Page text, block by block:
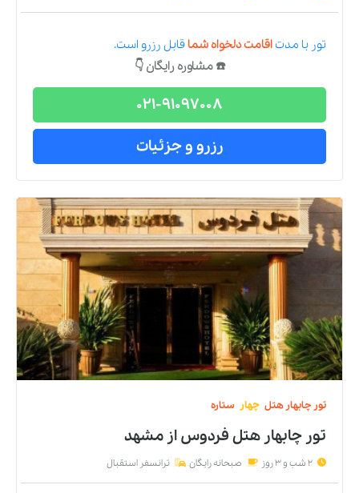
تور با مدتاقامت دلخواه شما قابل رزرو است.
☎️ مشاوره رایگان 👇
021-91097008
رزرو و جزئیات
تور چابهار هتل چهار ستاره
تور چابهار هتل فردوساز مشهد
2 شب و 3 روز صبحانه رایگان ترانسفر استقبال